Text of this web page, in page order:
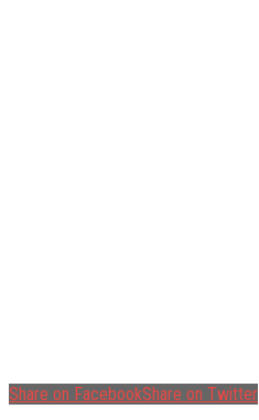
Share on FacebookShare on Twitter